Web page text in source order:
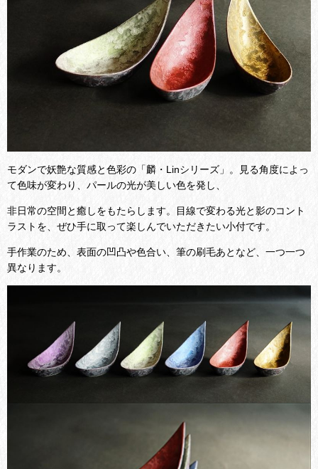
モダンで妖艶な質感と色彩の「麟・Linシリーズ」。見る角度によっ
て色味が変わり、パールの光が美しい色を発し、
非日常の空間と癒しをもたらします。目線で変わる光と影のコント
ラストを、ぜひ手に取って楽しんでいただきたい小付です。
手作業のため、表面の凹凸や色合い、筆の刷毛あとなど、一つ一つ
異なります。